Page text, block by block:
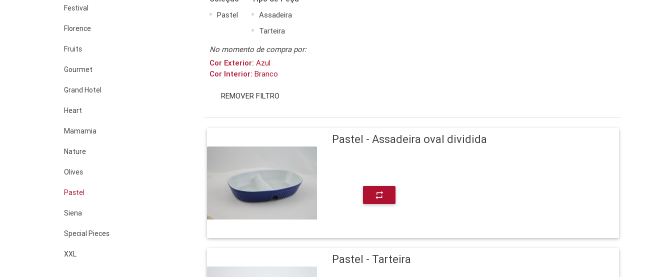
Festival
Florence
Fruits
Gourmet
Grand Hotel
Heart
Mamamia
Nature
Olives
Pastel
Siena
Special Pieces
XXL
Pastel
Assadeira
Tarteira
No momento de compra por:
Cor Exterior: Azul
Cor Interior: Branco
REMOVER FILTRO
Pastel - Assadeira oval dividida
repeat
Pastel - Tarteira